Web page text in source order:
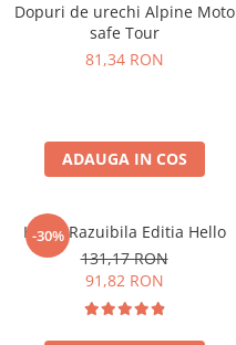
Dopuri de urechi Alpine Moto
safe Tour
81,34 RON
ADAUGA IN COS
-30%
Harta Razuibila Editia Hello
131,17 RON
91,82 RON